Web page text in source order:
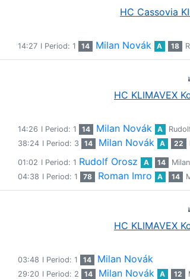
HC Cassovia
14:27 I Period: 1 14 Milan Novák A 18
HC KLIMAVEX
14:26 I Period: 1 14 Milan Novák A
38:24 I Period: 3 14 Milan Novák A 22
01:02 I Period: 1 Rudolf Orosz A 14
04:38 I Period: 1 78 Roman Imro A 14
HC KLIMAVEX
03:48 I Period: 1 14 Milan Novák
29:20 I Period: 2 14 Milan Novák A 12